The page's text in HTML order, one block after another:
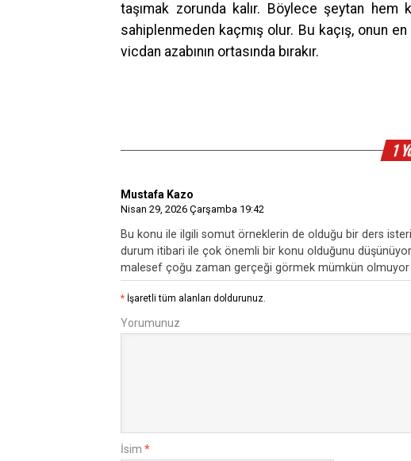
taşımak zorunda kalır. Böylece şeytan hem
sahiplenmeden kaçmış olur. Bu kaçış, onun en
vicdan azabının ortasında bırakır.
1
Mustafa Kazo
Nisan 29, 2026 Çarşamba 19:42
Bu konu ile ilgili somut örneklerin de olduğu bir ders
durum itibari ile çok önemli bir konu olduğunu
malesef çoğu zaman gerçeği görmek mümkün olmuyor
* İşaretli tüm alanları doldurunuz.
Yorumunuz
İsim *